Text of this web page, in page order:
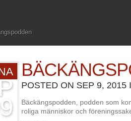
POSTED ON SEP 9, 2015
Bäckängspodden, podden som
roliga människor och